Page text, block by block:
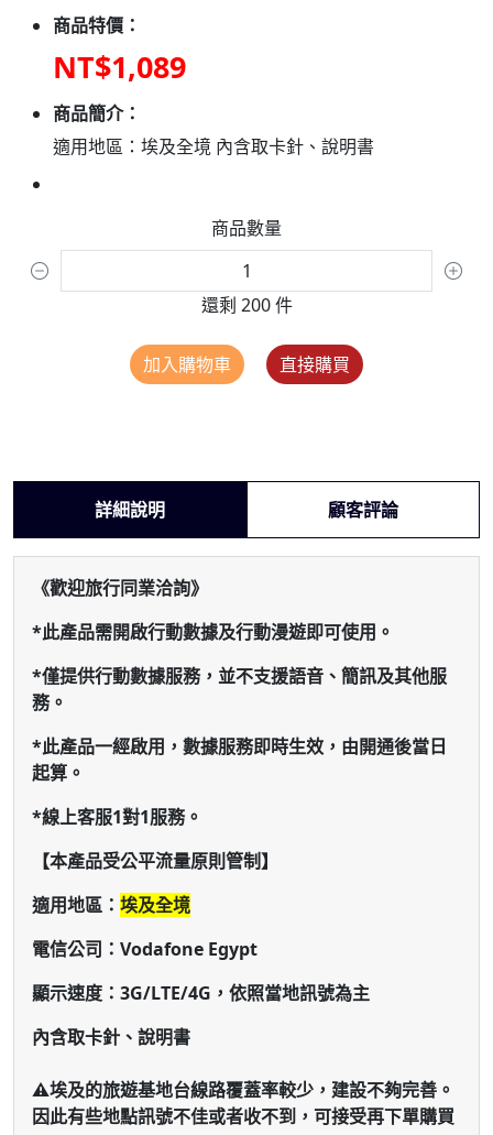
商品特價：
NT$1,089
商品簡介：
適用地區：埃及全境 內含取卡針、說明書
商品數量
還剩 200 件
加入購物車 直接購買
詳細說明 顧客評論
《歡迎旅行同業洽詢》
*此產品需開啟行動數據及行動漫遊即可使用。
*僅提供行動數據服務，並不支援語音、簡訊及其他服
務。
*此產品一經啟用，數據服務即時生效，由開通後當日
起算。
*線上客服1對1服務。
【本產品受公平流量原則管制】
適用地區： 埃及全境
電信公司： Vodafone Egypt
顯示速度：3G/LTE/4G，依照當地訊號為主
內含取卡針、說明書
⚠️埃及的旅遊基地台線路覆蓋率較少，建設不夠完善。
因此有些地點訊號不佳或者收不到，可接受再下單購買